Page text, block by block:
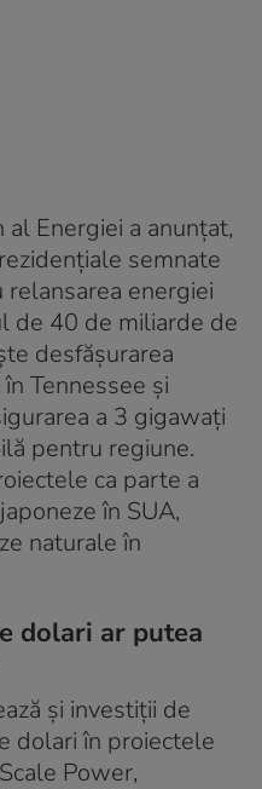
Energiei a anunțat,
semnate
energiei
de 40 de miliarde de
desfășurarea
Tennessee și
a 3 gigawați
pentru regiune.
ca parte a
în SUA,
naturale în
dolari ar putea
și investiții de
dolari în proiectele
Power,